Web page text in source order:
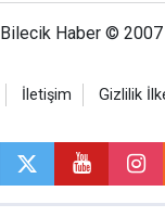
Bilecik Haber © 2007
İletişim Gizlilik